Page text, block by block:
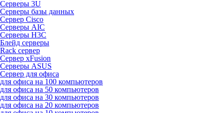
Серверы 3U
Серверы базы данных
Сервер Cisco
Серверы AIC
Серверы H3C
Блейд серверы
Rack сервер
Сервер xFusion
Серверы ASUS
Сервер для офиса
для офиса на 100 компьютеров
для офиса на 50 компьютеров
для офиса на 30 компьютеров
для офиса на 20 компьютеров